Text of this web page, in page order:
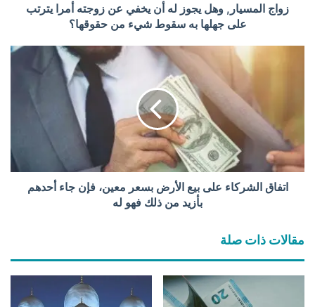
ه
ف
ي
زواج المسيار, وهل يجوز له أن يخفي عن زوجته أمرا يترتب
على جهلها به سقوط شيء من حقوقها؟
ر
ل
ى
ب
اتفاق الشركاء على بيع الأرض بسعر معين، فإن جاء أحدهم
بأزيد من ذلك فهو له
مقالات ذات صلة